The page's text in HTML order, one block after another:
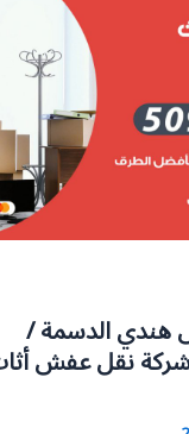
الدسمة /